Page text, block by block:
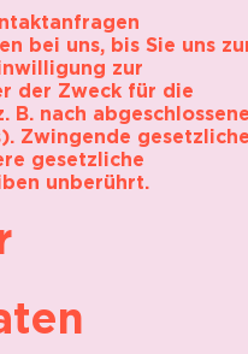
bei uns, bis Sie uns
zur
der Zweck für die
B. nach
Zwingende
gesetzliche
unberührt.